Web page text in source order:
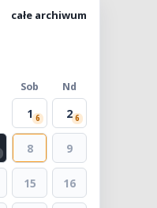
całe archiwum
Sob Nd
1 6 2 6
8 9
15 16